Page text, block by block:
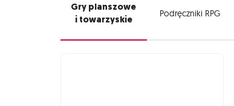
Gry planszowe
i towarzyskie
Podręczniki RPG